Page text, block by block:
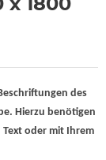
des
Hierzu benötigen
oder mit Ihrem